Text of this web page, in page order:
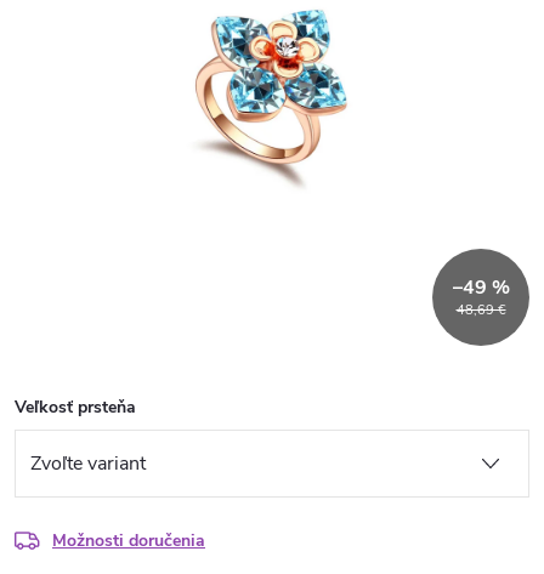
48,69 €
–49 %
Veľkosť prsteňa
Možnosti doručenia